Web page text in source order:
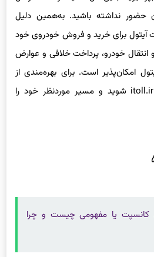
حضور نداشته باشید. به‌همین دلیل
آیتول برای خرید و فروش خودروی خود
انتقال خودرو، پرداخت خلافی و عوارض
امکان‌پذیر است. برای بهره‌مندی از
خدمات آیتول وارد سایت itoll.ir شوید و مسیر مورد‌نظر خود را
کانسپت یا مفهومی چیست و چرا